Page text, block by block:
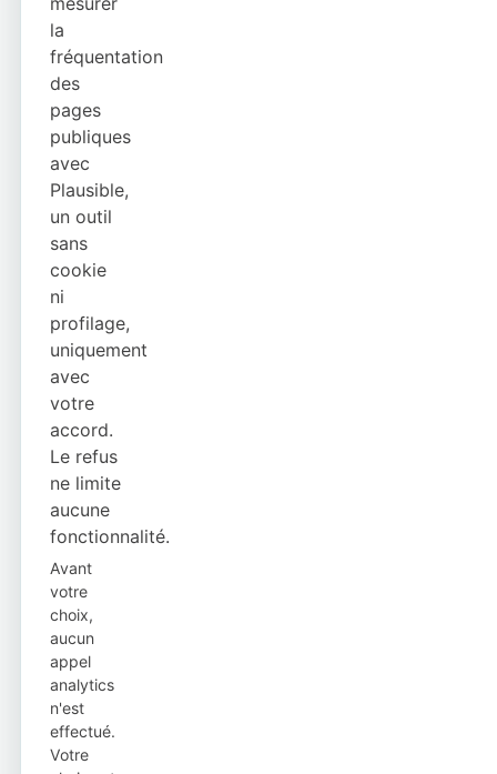
la
fréquentation
des
pages
publiques
avec
Plausible,
un outil
sans
cookie
ni
profilage,
uniquement
avec
votre
accord.
Le refus
ne limite
aucune
fonctionnalité.
Avant
votre
choix,
aucun
appel
analytics
n'est
effectué.
Votre